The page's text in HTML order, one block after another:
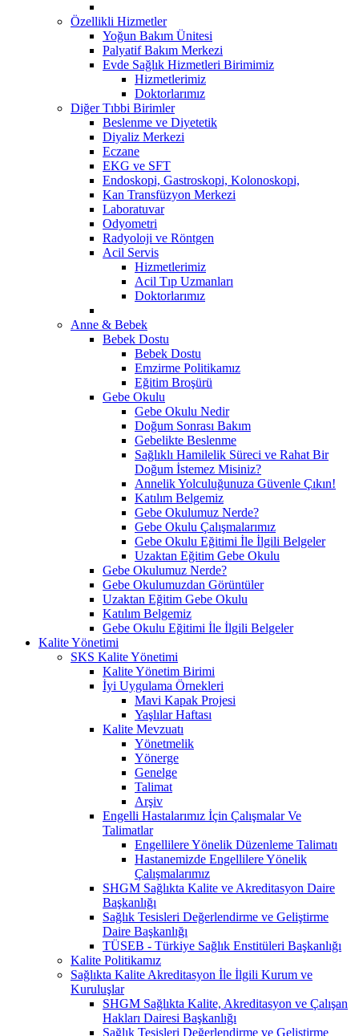
Özellikli Hizmetler
Yoğun Bakım Ünitesi
Palyatif Bakım Merkezi
Evde Sağlık Hizmetleri Birimimiz
Hizmetlerimiz
Doktorlarımız
Diğer Tıbbi Birimler
Beslenme ve Diyetetik
Diyaliz Merkezi
Eczane
EKG ve SFT
Endoskopi, Gastroskopi, Kolonoskopi,
Kan Transfüzyon Merkezi
Laboratuvar
Odyometri
Radyoloji ve Röntgen
Acil Servis
Hizmetlerimiz
Acil Tıp Uzmanları
Doktorlarımız
Anne & Bebek
Bebek Dostu
Bebek Dostu
Emzirme Politikamız
Eğitim Broşürü
Gebe Okulu
Gebe Okulu Nedir
Doğum Sonrası Bakım
Gebelikte Beslenme
Sağlıklı Hamilelik Süreci ve Rahat Bir
Doğum İstemez Misiniz?
Annelik Yolculuğunuza Güvenle Çıkın!
Katılım Belgemiz
Gebe Okulumuz Nerde?
Gebe Okulu Çalışmalarımız
Gebe Okulu Eğitimi İle İlgili Belgeler
Uzaktan Eğitim Gebe Okulu
Gebe Okulumuz Nerde?
Gebe Okulumuzdan Görüntüler
Uzaktan Eğitim Gebe Okulu
Katılım Belgemiz
Gebe Okulu Eğitimi İle İlgili Belgeler
Kalite Yönetimi
SKS Kalite Yönetimi
Kalite Yönetim Birimi
İyi Uygulama Örnekleri
Mavi Kapak Projesi
Yaşlılar Haftası
Kalite Mevzuatı
Yönetmelik
Yönerge
Genelge
Talimat
Arşiv
Engelli Hastalarımız İçin Çalışmalar Ve
Talimatlar
Engellilere Yönelik Düzenleme Talimatı
Hastanemizde Engellilere Yönelik
Çalışmalarımız
SHGM Sağlıkta Kalite ve Akreditasyon Daire
Başkanlığı
Sağlık Tesisleri Değerlendirme ve Geliştirme
Daire Başkanlığı
TÜSEB - Türkiye Sağlık Enstitüleri Başkanlığı
Kalite Politikamız
Sağlıkta Kalite Akreditasyon İle İlgili Kurum ve
Kuruluşlar
SHGM Sağlıkta Kalite, Akreditasyon ve Çalışan
Hakları Dairesi Başkanlığı
Sağlık Tesisleri Değerlendirme ve Geliştirme